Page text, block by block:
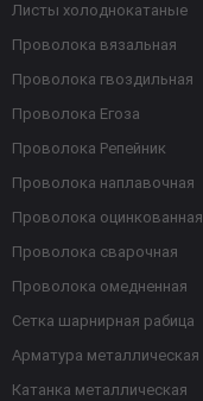
Листы холоднокатаные
Проволока вязальная
Проволока гвоздильная
Проволока Егоза
Проволока Репейник
Проволока наплавочная
Проволока оцинкованная
Проволока сварочная
Проволока омедненная
Сетка шарнирная рабица
Арматура металлическая
Катанка металлическая